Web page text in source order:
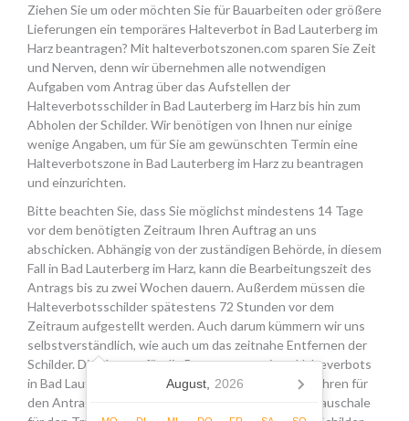
Ziehen Sie um oder möchten Sie für Bauarbeiten oder größere
Lieferungen ein temporäres Halteverbot in Bad Lauterberg im
Harz beantragen? Mit halteverbotszonen.com sparen Sie Zeit
und Nerven, denn wir übernehmen alle notwendigen
Aufgaben vom Antrag über das Aufstellen der
Halteverbotsschilder in Bad Lauterberg im Harz bis hin zum
Abholen der Schilder. Wir benötigen von Ihnen nur einige
wenige Angaben, um für Sie am gewünschten Termin eine
Halteverbotszone in Bad Lauterberg im Harz zu beantragen
und einzurichten.
Bitte beachten Sie, dass Sie möglichst mindestens 14 Tage
vor dem benötigten Zeitraum Ihren Auftrag an uns
abschicken. Abhängig von der zuständigen Behörde, in diesem
Fall in Bad Lauterberg im Harz, kann die Bearbeitungszeit des
Antrags bis zu zwei Wochen dauern. Außerdem müssen die
Halteverbotsschilder spätestens 72 Stunden vor dem
Zeitraum aufgestellt werden. Auch darum kümmern wir uns
selbstverständlich, wie auch um das zeitnahe Entfernen der
Schilder. Die Kosten für die Beantragung eines Halteverbots
in Bad Lauterberg im Harz setzen sich aus den Gebühren für
den Antrag, der Miete für die Schilder sowie einer Pauschale
August, 2026